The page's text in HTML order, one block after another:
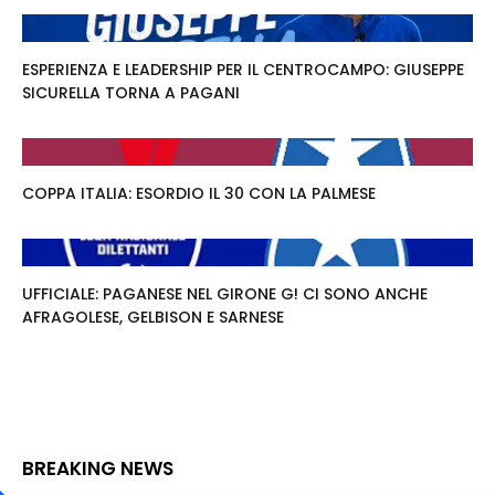
ESPERIENZA E LEADERSHIP PER IL CENTROCAMPO: GIUSEPPE
SICURELLA TORNA A PAGANI
COPPA ITALIA: ESORDIO IL 30 CON LA PALMESE
UFFICIALE: PAGANESE NEL GIRONE G! CI SONO ANCHE
AFRAGOLESE, GELBISON E SARNESE
BREAKING NEWS